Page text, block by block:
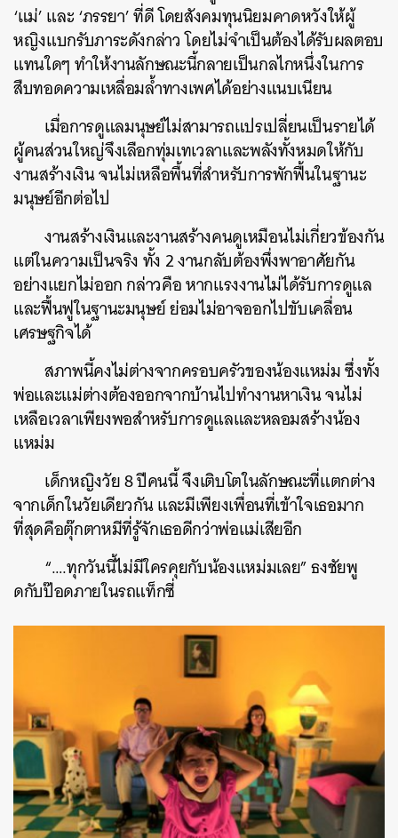
‘แม่’ และ ‘ภรรยา’ ที่ดี โดยสังคมทุนนิยมคาดหวังให้ผู้
หญิงแบกรับภาระดังกล่าว โดยไม่จำเป็นต้องได้รับผลตอบ
แทนใดๆ ทำให้งานลักษณะนี้กลายเป็นกลไกหนึ่งในการ
สืบทอดความเหลื่อมล้ำทางเพศได้อย่างแนบเนียน
เมื่อการดูแลมนุษย์ไม่สามารถแปรเปลี่ยนเป็นรายได้
ผู้คนส่วนใหญ่จึงเลือกทุ่มเทเวลาและพลังทั้งหมดให้กับ
งานสร้างเงิน จนไม่เหลือพื้นที่สำหรับการพักฟื้นในฐานะ
มนุษย์อีกต่อไป
งานสร้างเงินและงานสร้างคนดูเหมือนไม่เกี่ยวข้องกัน
แต่ในความเป็นจริง ทั้ง 2 งานกลับต้องพึ่งพาอาศัยกัน
อย่างแยกไม่ออก กล่าวคือ หากแรงงานไม่ได้รับการดูแล
และฟื้นฟูในฐานะมนุษย์ ย่อมไม่อาจออกไปขับเคลื่อน
เศรษฐกิจได้
สภาพนี้คงไม่ต่างจากครอบครัวของน้องแหม่ม ซึ่งทั้ง
พ่อและแม่ต่างต้องออกจากบ้านไปทำงานหาเงิน จนไม่
เหลือเวลาเพียงพอสำหรับการดูแลและหลอมสร้างน้อง
แหม่ม
เด็กหญิงวัย 8 ปีคนนี้ จึงเติบโตในลักษณะที่แตกต่าง
จากเด็กในวัยเดียวกัน และมีเพียงเพื่อนที่เข้าใจเธอมาก
ที่สุดคือตุ๊กตาหมีที่รู้จักเธอดีกว่าพ่อแม่เสียอีก
“….ทุกวันนี้ไม่มีใครคุยกับน้องแหม่มเลย” ธงชัยพู
ดกับป๊อดภายในรถแท็กซี่